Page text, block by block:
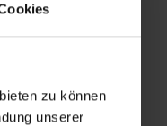
zu können
unserer